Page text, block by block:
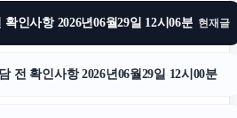
인사항 2026년06월29일 12시06분 현재글
전 확인사항 2026년06월29일 12시00분